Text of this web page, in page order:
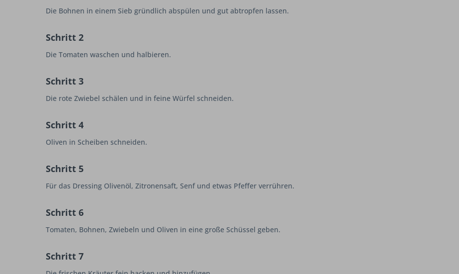
Die Bohnen in einem Sieb gründlich abspülen und gut abtropfen lassen.
Schritt 2
Die Tomaten waschen und halbieren.
Schritt 3
Die rote Zwiebel schälen und in feine Würfel schneiden.
Schritt 4
Oliven in Scheiben schneiden.
Schritt 5
Für das Dressing Olivenöl, Zitronensaft, Senf und etwas Pfeffer verrühren.
Schritt 6
Tomaten, Bohnen, Zwiebeln und Oliven in eine große Schüssel geben.
Schritt 7